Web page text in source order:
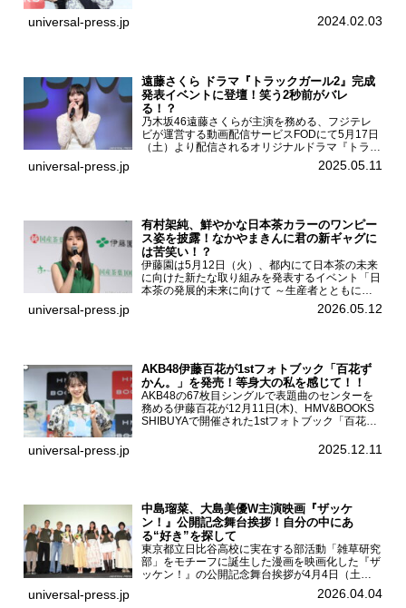
記念イベントをHMV＆BOOKS SHIBUYAで開催
universal-press.jp 2024.02.03
遠藤さくら ドラマ『トラックガール2』完成
発表イベントに登壇！笑う2秒前がバレ
る！？
乃木坂46遠藤さくらが主演を務める、フジテレ
ビが運営する動画配信サービスFODにて5月17日
（土）より配信されるオリジナルドラマ『トラッ
クガール2』の完成発表イベントが５月10日
（土）都内で開催された。FODドラマ『トラック
universal-press.jp 2025.05.11
有村架純、鮮やかな日本茶カラーのワンピー
ス姿を披露！なかやまきんに君の新ギャグに
は苦笑い！？
伊藤園は5月12日（火）、都内にて日本茶の未来
に向けた新たな取り組みを発表するイベント「日
本茶の発展的未来に向けて ～生産者とともに。
日本茶を世界へ～」を開催。イベントには伊藤園
のCMキャラクターを務める有村架純、伊藤園よ
universal-press.jp 2026.05.12
AKB48伊藤百花が1stフォトブック「百花ず
かん。」を発売！等身大の私を感じて！！
AKB48の67枚目シングルで表題曲のセンターを
務める伊藤百花が12月11日(木)、HMV&BOOKS
SHIBUYAで開催された1stフォトブック「百花ず
した。AKB48伊藤百花1stフォトブッ...
universal-press.jp 2025.12.11
中島瑠菜、大島美優W主演映画『ザッケ
ン！』公開記念舞台挨拶！自分の中にあ
る“好き”を探して
東京都立日比谷高校に実在する部活動「雑草研究
部」をモチーフに誕生した漫画を映画化した『ザ
ッケン！』の公開記念舞台挨拶が4月4日（土）
ユナイテッドシネマお台場で開催され、出演者の
中島瑠菜、大島美優、八神遼介（ICEx）、阿佐
universal-press.jp 2026.04.04